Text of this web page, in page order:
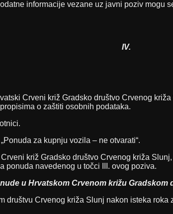
informacije vezane uz javni poziv mogu
IV.
Crveni križ Gradsko društvo Crvenog
o zaštiti osobnih podataka.
za kupnju vozila – ne otvarati“.
križ Gradsko društvo Crvenog križa
ponuda navedenog u točci III. ovog poziva.
u Hrvatskom Crvenom križu Gradskom
društvu Crvenog križa Slunj nakon isteka